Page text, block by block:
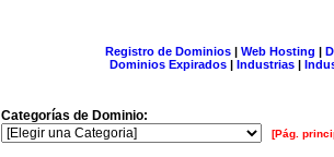
Registro de Dominios| Web Hosting |
Dominios Expirados | Industrias |
Categorías de Dominio:
[Pág.